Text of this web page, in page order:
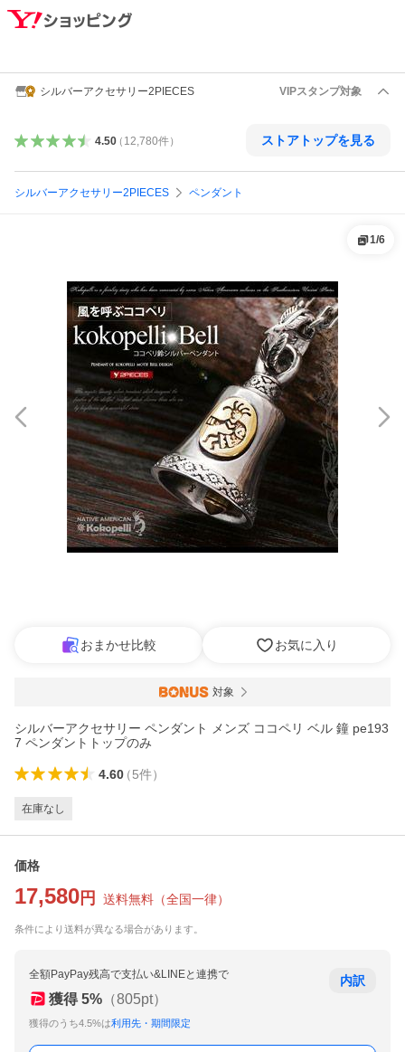
シルバーアクセサリー2PIECES VIPスタンプ対象
4.50（ 12,780件） ストアトップを見る
シルバーアクセサリー2PIECES ペンダント
1/6
おまかせ比較 お気に入り
対象
シルバーアクセサリー ペンダント メンズ ココペリ ベル 鐘 pe193
7 ペンダントトップのみ
4.60（5件）
在庫なし
価格
17,580 円 送料無料 （全国一律）
条件により送料が異なる場合があります。
全額PayPay残高で支払い&LINEと連携で
獲得 5% （805pt）
獲得のうち4.5%は利用先・期間限定
内訳